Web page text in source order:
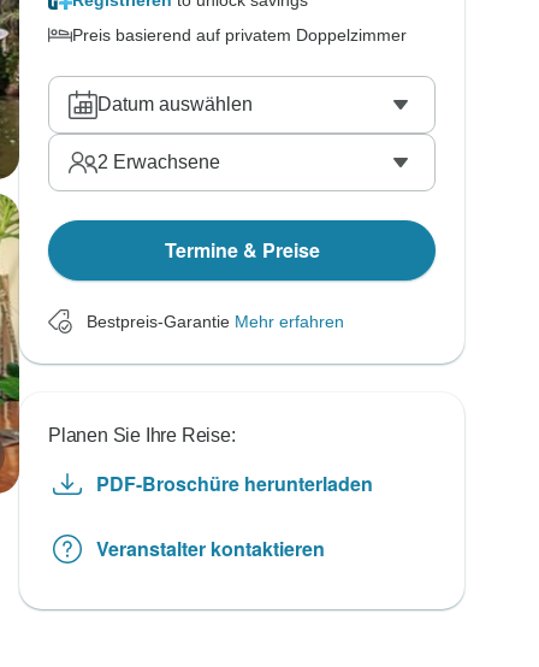
Preis basierend auf privatem Doppelzimmer
Datum auswählen
2 Erwachsene
Termine & Preise
Bestpreis-Garantie Mehr erfahren
Planen Sie Ihre Reise:
PDF-Broschüre herunterladen
Veranstalter kontaktieren